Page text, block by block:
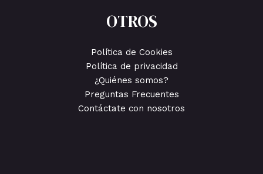
OTROS
Política de Cookies
Política de privacidad
¿Quiénes somos?
Preguntas Frecuentes
Contáctate con nosotros